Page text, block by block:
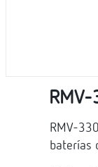
RMV-
baterías